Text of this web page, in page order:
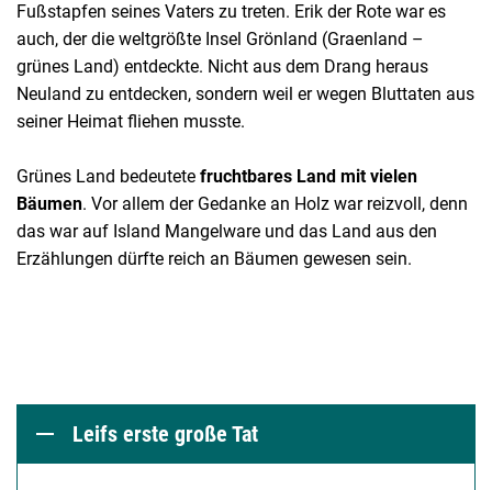
Fußstapfen seines Vaters zu treten. Erik der Rote war es
auch, der die weltgrößte Insel Grönland (Graenland –
grünes Land) entdeckte. Nicht aus dem Drang heraus
Neuland zu entdecken, sondern weil er wegen Bluttaten aus
seiner Heimat fliehen musste.
Grünes Land bedeutete fruchtbares Land mit vielen
Bäumen. Vor allem der Gedanke an Holz war reizvoll, denn
das war auf Island Mangelware und das Land aus den
Erzählungen dürfte reich an Bäumen gewesen sein.
Leifs erste große Tat